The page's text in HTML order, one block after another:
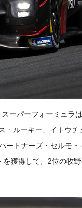
ーパーフォーミュラ
・ルーキー、イトウチ
ートナーズ・セルモ
獲得して、2位の牧